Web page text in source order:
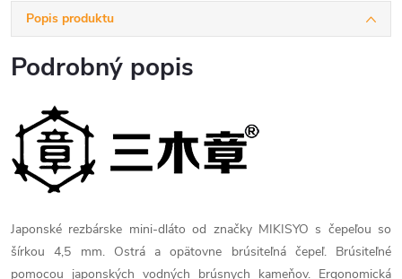
Popis produktu
Podrobný popis
Japonské rezbárske mini-dláto od značky MIKISYO s čepeľou so
šírkou 4,5 mm. Ostrá a opätovne brúsiteľná čepeľ. Brúsiteľné
pomocou japonských vodných brúsnych kameňov. Ergonomická